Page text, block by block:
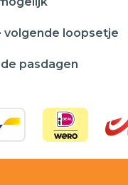
volgende loopsetje
pasdagen